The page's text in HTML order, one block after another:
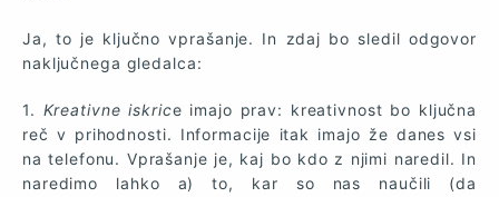
Ja, to je ključno vprašanje. In zdaj bo sledil odgovor
naključnega gledalca:
1. Kreativne iskrice imajo prav: kreativnost bo ključna
reč v prihodnosti. Informacije itak imajo že danes vsi
na telefonu. Vprašanje je, kaj bo kdo z njimi naredil. In
naredimo lahko a) to, kar so nas naučili (da